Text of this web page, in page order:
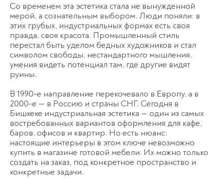
Со временем эта эстетика стала не вынужденной
мерой, а сознательным выбором. Люди поняли: в
этих грубых, индустриальных формах есть своя
правда, своя красота. Промышленный стиль
перестал быть уделом бедных художников и стал
символом свободы, нестандартного мышления,
умения видеть потенциал там, где другие видят
руины.
В 1990-е направление перекочевало в Европу, а в
2000-е — в Россию и страны СНГ. Сегодня в
Бишкеке индустриальная эстетика — один из самых
востребованных вариантов оформления для кафе,
баров, офисов и квартир. Но есть нюанс:
настоящие интерьеры в этом ключе невозможно
купить в магазине готовой мебели. Их можно только
создать на заказ, под конкретное пространство и
конкретные задачи.